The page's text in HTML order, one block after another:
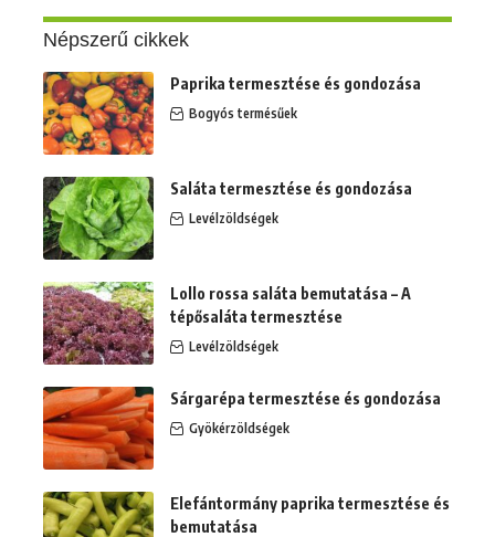
Népszerű cikkek
Paprika termesztése és gondozása
Bogyós termésűek
Saláta termesztése és gondozása
Levélzöldségek
Lollo rossa saláta bemutatása – A
tépősaláta termesztése
Levélzöldségek
Sárgarépa termesztése és gondozása
Gyökérzöldségek
Elefántormány paprika termesztése és
bemutatása